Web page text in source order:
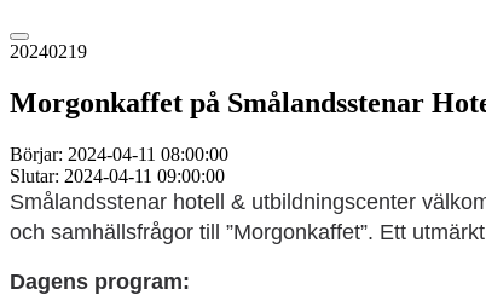
20240219
Morgonkaffet på Smålandsstenar
Börjar: 2024-04-11 08:00:00
Slutar: 2024-04-11 09:00:00
Smålandsstenar hotell & utbildningscenter
och samhällsfrågor till ”Morgonkaffet”. Ett
Dagens program: